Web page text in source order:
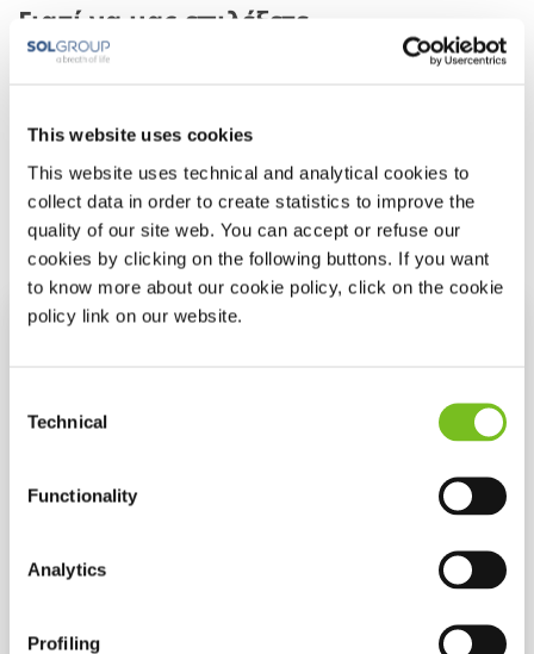
This website uses cookies
This website uses technical and analytical cookies to
collect data in order to create statistics to improve the
quality of our site web. You can accept or refuse our
cookies by clicking on the following buttons. If you want
to know more about our cookie policy, click on the cookie
policy link on our website.
Selection
Technical
Functionality
Analytics
Profiling
Γιατί να μας επιλέξετε
Παρουσία σε 17 χώρες
500.000 ασθενείς